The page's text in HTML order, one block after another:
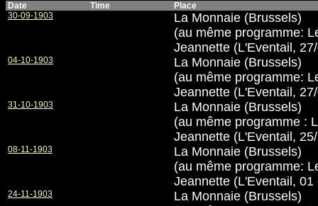
Date
Time
Place
30-09-1903
La Monnaie (Brussels)
(au même programme:
Jeannette (L'Eventail,
04-10-1903
La Monnaie (Brussels)
(au même programme:
Jeannette (L'Eventail,
31-10-1903
La Monnaie (Brussels)
(au même programme :
Jeannette (L'Eventail,
08-11-1903
La Monnaie (Brussels)
(au même programme:
Jeannette (L'Eventail, 01
24-11-1903
La Monnaie (Brussels)